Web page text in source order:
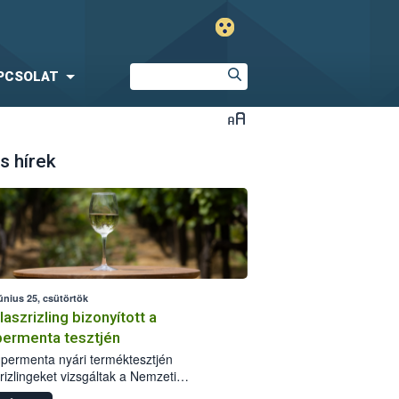
hírek
25, csütörtök
bizonyított a
tesztjén
nyári terméktesztjén
vizsgáltak a Nemzeti
biztonsági Hivatal (Nébih)